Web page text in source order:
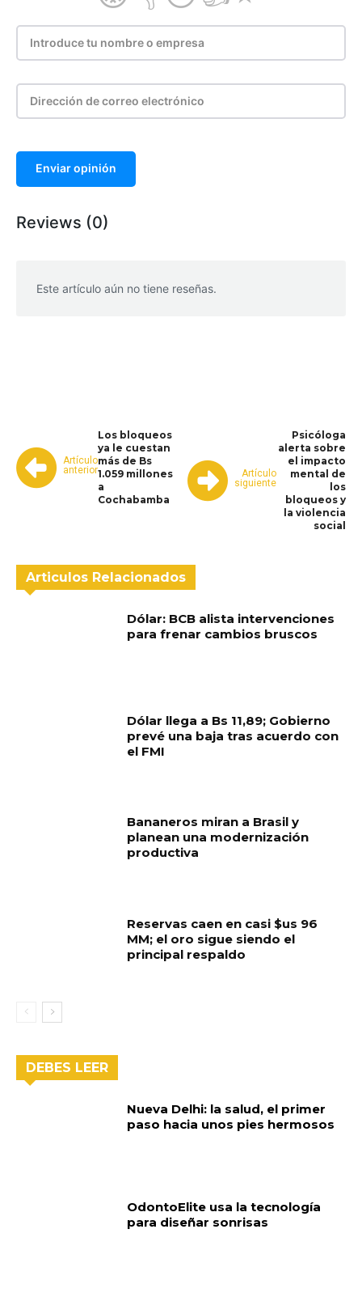
Enviar opinión
Reviews (0)
Este artículo aún no tiene reseñas.
Artículo
anterior
Los bloqueos
ya le cuestan
más de Bs
1.059 millones
a
Cochabamba
Artículo
siguiente
Psicóloga
alerta sobre
el impacto
mental de
los
bloqueos y
la violencia
social
Articulos Relacionados
Dólar: BCB alista intervenciones
para frenar cambios bruscos
Dólar llega a Bs 11,89; Gobierno
prevé una baja tras acuerdo con
el FMI
Bananeros miran a Brasil y
planean una modernización
productiva
Reservas caen en casi $us 96
MM; el oro sigue siendo el
principal respaldo
DEBES LEER
Nueva Delhi: la salud, el primer
paso hacia unos pies hermosos
OdontoElite usa la tecnología
para diseñar sonrisas